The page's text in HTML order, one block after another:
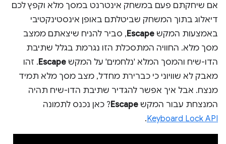
אם שיחקתם פעם במשחק אינטרנט במסך מלא וקפץ לכם
דיאלוג בתוך המשחק שביטלתם באופן אינסטינקטיבי
באמצעות המקש Escape, סביר להניח שיצאתם ממצב
מסך מלא. החוויה המתסכלת הזו נגרמת בגלל שתיבת
הדו-שיח והמסך המלא 'נלחמים' על המקש Escape. זהו
מאבק לא שוויוני כי כברירת מחדל, מצב מסך מלא תמיד
מנצח. אבל איך אפשר להגדיר שתיבת הדו-שיח תהיה
המנצחת עבור המקש Escape? כאן נכנס לתמונה
Keyboard Lock API
.